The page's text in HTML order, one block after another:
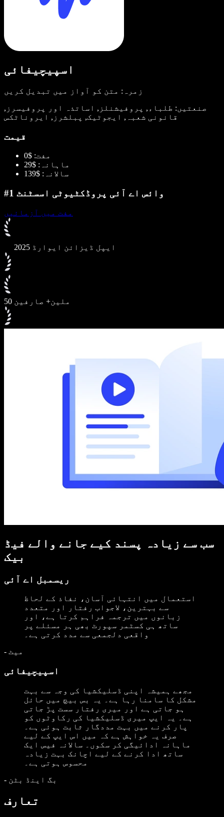
اسپیچیفائی
زمرہ: متن کو آواز میں تبدیل کریں
صنعتیں: طلباء, پروفیشنلز, اساتذہ اور پروفیسرز,
قانونی شعبہ, ایجوٹیک, پبلشرز, ایروناٹکس
قیمت
مفت: $0
ماہانہ: $29
سالانہ: $139
#1 وائس اے آئی پروڈکٹیوٹی اسسٹنٹ
مفت میں آزمائیں
2025 ایپل ڈیزائن ایوارڈ
50 ملین+ صارفین
سب سے زیادہ پسند کیے جانے والے فیڈ
بیک
ریسمبل اے آئی
استعمال میں انتہائی آسان، نفاذ کے لحاظ
سے بہترین، لاجواب رفتار اور متعدد
زبانوں میں ترجمہ فراہم کرتا ہے، اور
ساتھ ہی کسٹمر سپورٹ بھی ہر مسئلے پر
واقعی دلجمعی سے مدد کرتی ہے۔
- میٹ
اسپیچیفائی
مجھے ہمیشہ اپنی ڈسلیکشیا کی وجہ سے بہت
مشکل کا سامنا رہا ہے۔ یہ بس بیچ میں حائل
ہو جاتی ہے اور میری رفتار سست پڑ جاتی
ہے۔ یہ ایپ میری ڈسلیکشیا کی رکاوٹوں کو
پار کرنے میں بہت مددگار ثابت ہوئی ہے۔
صرف یہ خواہش ہے کہ میں اس ایپ کے لیے
ماہانہ ادائیگی کر سکوں۔ سالانہ فیس ایک
ساتھ ادا کرنے کے لیے اچانک بہت زیادہ
محسوس ہوتی ہے۔
- بگ اینڈ بٹن
تعارف